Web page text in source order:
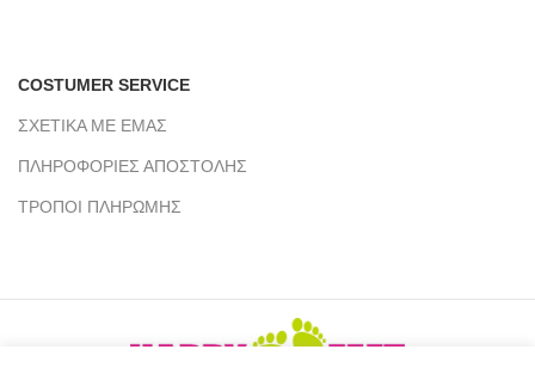
COSTUMER SERVICE
ΣΧΕΤΙΚΑ ΜΕ ΕΜΑΣ
ΠΛΗΡΟΦΟΡΙΕΣ ΑΠΟΣΤΟΛΗΣ
ΤΡΟΠΟΙ ΠΛΗΡΩΜΗΣ